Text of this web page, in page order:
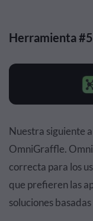
Herramienta
Nuestra siguiente
OmniGraffle.
correcta para los
que prefieren las
soluciones